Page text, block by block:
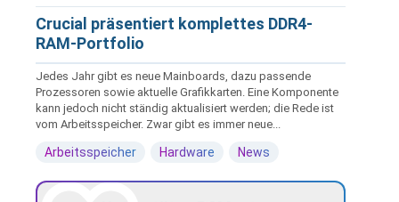
Crucial präsentiert komplettes DDR4-
RAM-Portfolio
Jedes Jahr gibt es neue Mainboards, dazu passende
Prozessoren sowie aktuelle Grafikkarten. Eine Komponente
kann jedoch nicht ständig aktualisiert werden; die Rede ist
vom Arbeitsspeicher. Zwar gibt es immer neue...
Arbeitsspeicher Hardware News